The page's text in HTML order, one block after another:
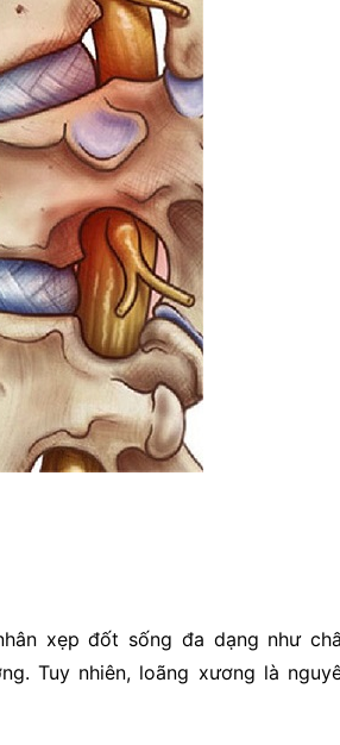
xẹp đốt sống đa dạng như
Tuy nhiên, loãng xương là